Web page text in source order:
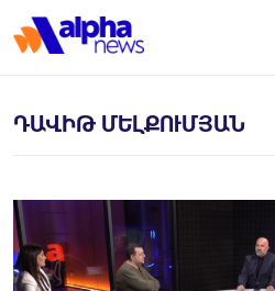
ԴԱՎԻԹ ՄԵԼՔՈՒՄՅԱՆ